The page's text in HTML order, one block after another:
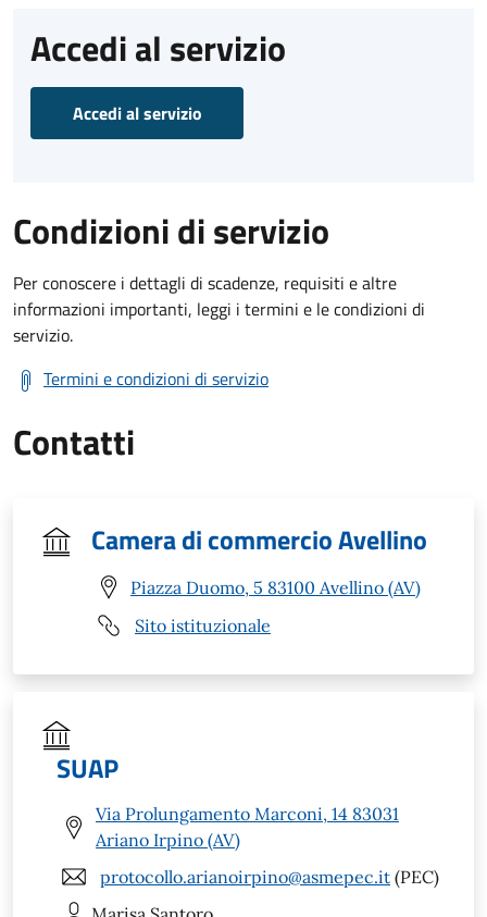
Accedi al servizio
Accedi al servizio
Condizioni di servizio
Per conoscere i dettagli di scadenze, requisiti e altre
informazioni importanti, leggi i termini e le condizioni di
servizio.
Termini e condizioni di servizio
Contatti
Camera di commercio Avellino
Piazza Duomo, 5 83100 Avellino (AV)
Sito istituzionale
SUAP
Via Prolungamento Marconi, 14 83031
Ariano Irpino (AV)
protocollo.arianoirpino@asmepec.it (PEC)